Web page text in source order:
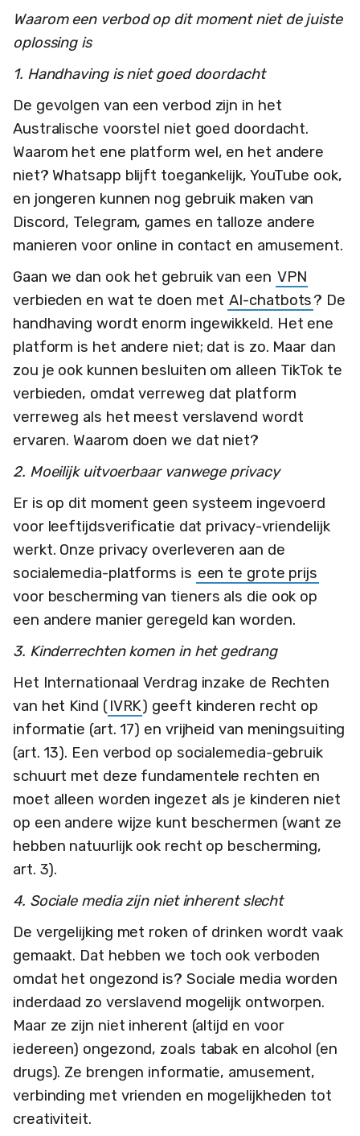
Waarom een verbod op dit moment niet de juiste
oplossing is
1. Handhaving is niet goed doordacht
De gevolgen van een verbod zijn in het
Australische voorstel niet goed doordacht.
Waarom het ene platform wel, en het andere
niet? Whatsapp blijft toegankelijk, YouTube ook,
en jongeren kunnen nog gebruik maken van
Discord, Telegram, games en talloze andere
manieren voor online in contact en amusement.
Gaan we dan ook het gebruik van een VPN
verbieden en wat te doen met AI-chatbots? De
handhaving wordt enorm ingewikkeld. Het ene
platform is het andere niet; dat is zo. Maar dan
zou je ook kunnen besluiten om alleen TikTok te
verbieden, omdat verreweg dat platform
verreweg als het meest verslavend wordt
ervaren. Waarom doen we dat niet?
2. Moeilijk uitvoerbaar vanwege privacy
Er is op dit moment geen systeem ingevoerd
voor leeftijdsverificatie dat privacy-vriendelijk
werkt. Onze privacy overleveren aan de
socialemedia-platforms is een te grote prijs
voor bescherming van tieners als die ook op
een andere manier geregeld kan worden.
3. Kinderrechten komen in het gedrang
Het Internationaal Verdrag inzake de Rechten
van het Kind (IVRK) geeft kinderen recht op
informatie (art. 17) en vrijheid van meningsuiting
(art. 13). Een verbod op socialemedia-gebruik
schuurt met deze fundamentele rechten en
moet alleen worden ingezet als je kinderen niet
op een andere wijze kunt beschermen (want ze
hebben natuurlijk ook recht op bescherming,
art. 3).
4. Sociale media zijn niet inherent slecht
De vergelijking met roken of drinken wordt vaak
gemaakt. Dat hebben we toch ook verboden
omdat het ongezond is? Sociale media worden
inderdaad zo verslavend mogelijk ontworpen.
Maar ze zijn niet inherent (altijd en voor
iedereen) ongezond, zoals tabak en alcohol (en
drugs). Ze brengen informatie, amusement,
verbinding met vrienden en mogelijkheden tot
creativiteit.